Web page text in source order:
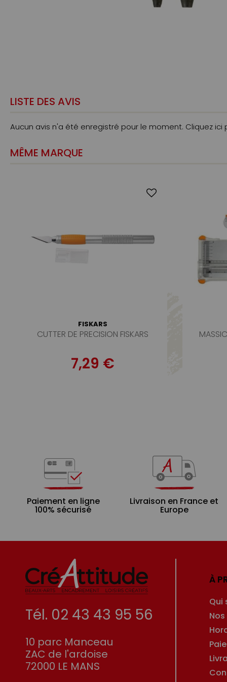
LISTE DES AVIS
Aucun avis n'a été enregistré pour le moment. Cliquez ici
MÊME MARQUE
FISKARS
CUTTER DE PRECISION FISKARS
7,29 €
Paiement en ligne
100% sécurisé
Livraison en France et
Europe
Tél. 02 43 43 95 56
10 parc Manceau
ZAC de l'ardoise
72000 LE MANS
À
Qui